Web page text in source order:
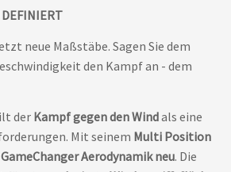
neue Maßstäbe. Sagen Sie dem
den Kampf an - dem
der Kampf gegen den Windals eine
Mit seinem Multi Position
Aerodynamik neu. Die